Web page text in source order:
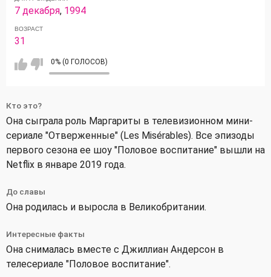
7 декабря, 1994
ВОЗРАСТ
31
0% (0 ГОЛОСОВ)
Кто это?
Она сыграла роль Маргариты в телевизионном мини-
сериале "Отверженные" (Les Misérables). Все эпизоды
первого сезона ее шоу "Половое воспитание" вышли на
Netflix в январе 2019 года.
До славы
Она родилась и выросла в Великобритании.
Интересные факты
Она снималась вместе с Джиллиан Андерсон в
телесериале "Половое воспитание".